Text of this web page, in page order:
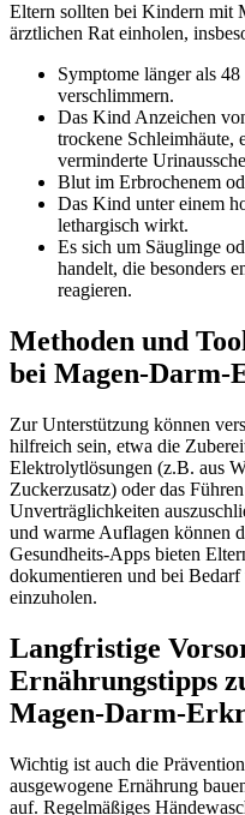
Eltern sollten bei Kindern mit
ärztlichen Rat einholen,
Symptome länger als
verschlimmern.
Das Kind Anzeichen
trockene Schleimhäute,
verminderte
Blut im Erbrochenem
Das Kind unter einem
lethargisch wirkt.
Es sich um Säuglinge
handelt, die besonders
reagieren.
Methoden und
bei Magen-Darm-
Zur Unterstützung können
hilfreich sein, etwa die
Elektrolytlösungen (z.B. aus
Zuckerzusatz) oder das
Unverträglichkeiten
und warme Auflagen können
Gesundheits-Apps bieten
dokumentieren und bei
einzuholen.
Langfristige
Ernährungstipps
Magen-Darm-
Wichtig ist auch die
ausgewogene Ernährung
auf. Regelmäßiges